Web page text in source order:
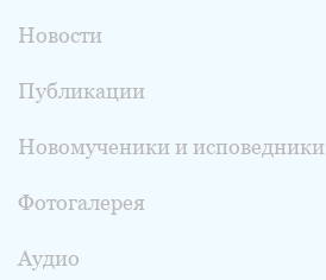
Новости
Публикации
Новомученики и исповедники
Фотогалерея
Аудио